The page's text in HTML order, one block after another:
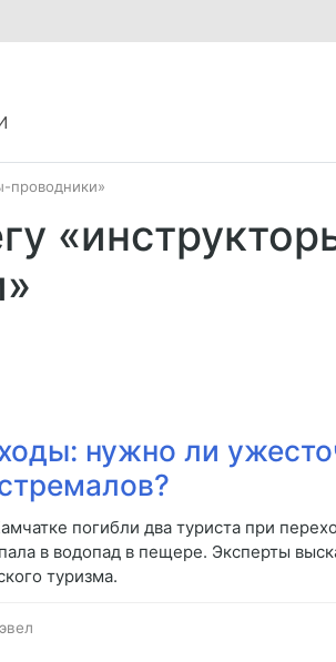
проводники»
нужно ли
погибли два туриста при
в водопад в пещере. Эксперты
туризма.